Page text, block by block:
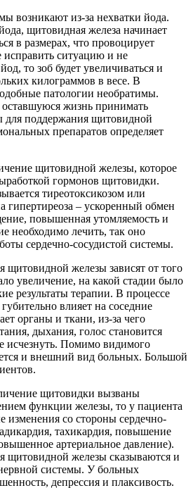
возникают из-за нехватки йода.
щитовидная железа начинает
в размерах, что провоцирует
исправить ситуацию и не
то зоб будет увеличиваться и
килограммов в весе. В
патологии необратимы.
жизнь принимать
для поддержания щитовидной
препаратов определяет
щитовидной железы, которое
гормонов щитовидки.
тиреотоксикозом или
гипертиреоза – ускоренный обмен
повышенная утомляемость и
необходимо лечить, так оно
сердечно-сосудистой системы.
щитовидной железы зависят от того
увеличение, на какой стадии было
результаты терапии. В процессе
влияет на соседние
органы и ткани, из-за чего
дыхания, голос становится
исчезнуть. Помимо видимого
и внешний вид больных. Большой
щитовидки вызваны
функции железы, то у пациента
изменения со стороны сердечно-
тахикардия, повышение
артериальное давление).
щитовидной железы сказываются и
системы. У больных
депрессия и плаксивость.